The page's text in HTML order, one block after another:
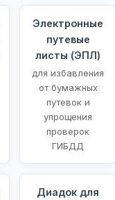
Электронные
путевые
листы (ЭПЛ)
для избавления
от бумажных
путевок и
упрощения
проверок
ГИБДД
Диадок для